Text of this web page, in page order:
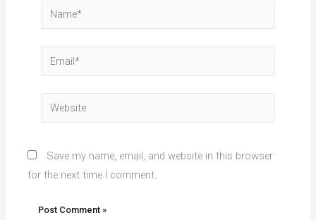
Name*
Email*
Website
Save my name, email, and website in this browser
for the next time I comment.